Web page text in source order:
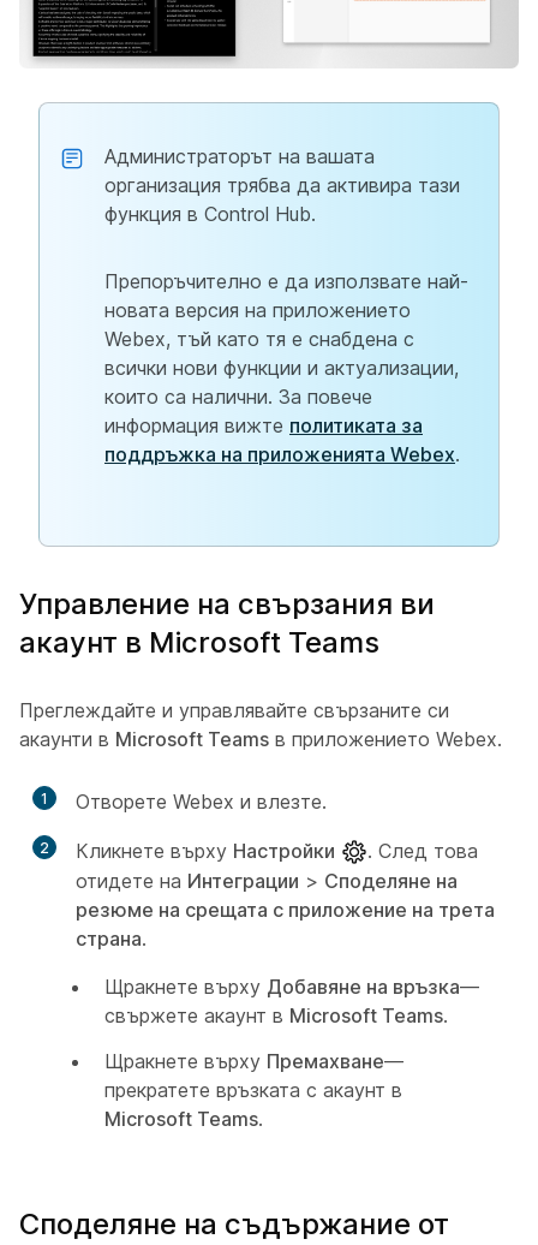
Администраторът на вашата
организация трябва да активира тази
функция в Control Hub.
Препоръчително е да използвате най-
новата версия на приложението
Webex, тъй като тя е снабдена с
всички нови функции и актуализации,
които са налични. За повече
информация вижте политиката за
поддръжка на приложенията Webex.
Управление на свързания ви
акаунт в Microsoft Teams
Преглеждайте и управлявайте свързаните си
акаунти в Microsoft Teams в приложението Webex.
1 Отворете Webex и влезте.
2 Кликнете върху Настройки
. След това
отидете на Интеграции > Споделяне на
резюме на срещата с приложение на трета
страна.
Щракнете върху Добавяне на връзка—
свържете акаунт в Microsoft Teams.
Щракнете върху Премахване—
прекратете връзката с акаунт в
Microsoft Teams.
Споделяне на съдържание от